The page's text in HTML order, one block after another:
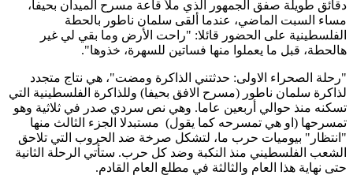
دقائق طويلة صفق الجمهور الذي ملأ قاعة مسرح الميدان بحيفا،
مساء السبت الماضي، عندما ألقى سلمان ناطور بالحطة
الفلسطينية على الحضور قائلا: "راحت الأرض وما بقي لي غير
هالحطة، قبل ما يعملوا منها فساتين للسهرة، خذوها".
"رحلة الصحراء الاولى: حدثتني الذاكرة ومضت"، هي نتاج متجدد
لذاكرة سلمان ناطور (مسرح الافق بحيفا) وللذاكرة الفلسطينية التي
تسكنه منذ حوالي أربعين عاما. وهي نص سردي صدر في ثلاثية وهو
تمسرحها (او هي تمسرحه كما يقول) مستبدلا الجزء الثالث منها
"انتظار" بيوميات حرب ما، لتشكل صرخة ضد الحروب التي تلاحق
الشعب الفلسطيني منذ النكبة وضد كل حرب. ستأتي الرحلة الثانية
حتى نهاية هذا العام والثالثة في مطلع العام القادم.